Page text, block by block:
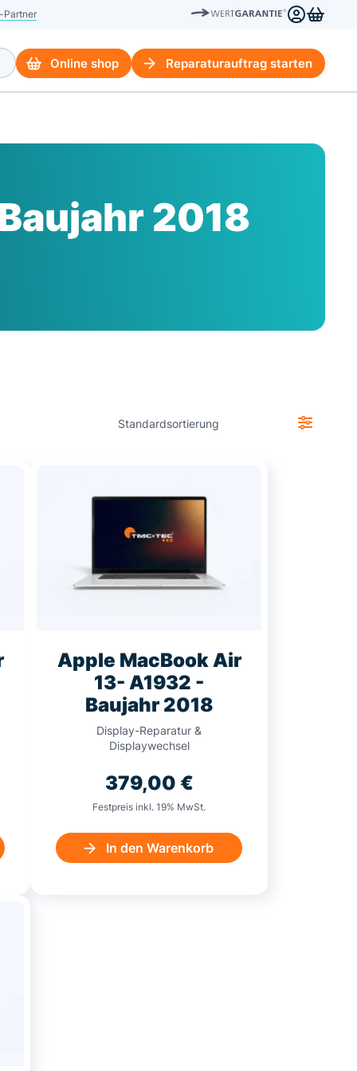
Partner
Online shop Reparaturauftrag starten
2018
Apple MacBook Air
13- A1932 -
Baujahr 2018
Display-Reparatur &
Displaywechsel
379,00 €
Festpreis inkl. 19% MwSt.
In den Warenkorb